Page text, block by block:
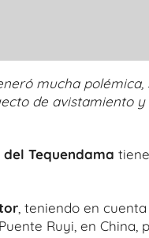
mucha polémica,
de avistamiento
Tequendama
, teniendo en
Ruyi, en China,